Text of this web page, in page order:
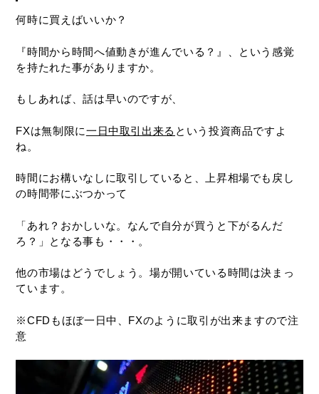
何時に買えばいいか？
『時間から時間へ値動きが進んでいる？』、という感覚
を持たれた事がありますか。
もしあれば、話は早いのですが、
FXは無制限に一日中取引出来る という投資商品ですよ
ね。
時間にお構いなしに取引していると、上昇相場でも戻し
の時間帯にぶつかって
「あれ？おかしいな。なんで自分が買うと下がるんだ
ろ？」となる事も・・・。
他の市場はどうでしょう。場が開いている時間は決まっ
ています。
※CFDもほぼ一日中、FXのように取引が出来ますので注
意